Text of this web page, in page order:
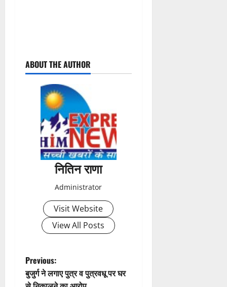
o
t
ABOUT THE AUTHOR
नितिन राणा
Administrator
Visit Website
View All Posts
P
Previous:
बुजुर्ग ने लगाए पुत्र व पुत्रवधू पर घर